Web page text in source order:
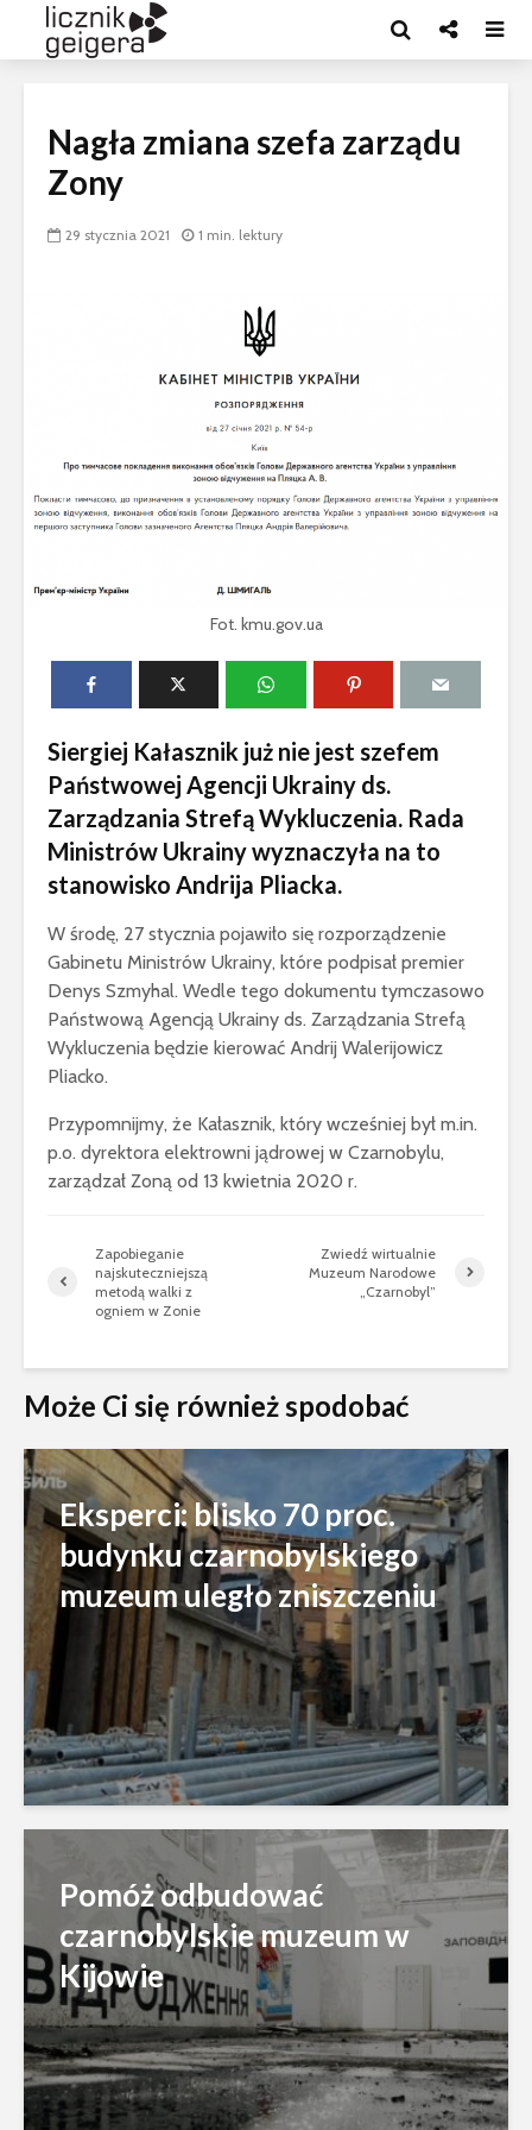
Nagła zmiana szefa zarządu
Zony
29 stycznia 2021 1 min. lektury
Fot. kmu.gov.ua
Siergiej Kałasznik już nie jest szefem
Państwowej Agencji Ukrainy ds.
Zarządzania Strefą Wykluczenia. Rada
Ministrów Ukrainy wyznaczyła na to
stanowisko Andrija Pliacka.
W środę, 27 stycznia pojawiło się rozporządzenie
Gabinetu Ministrów Ukrainy, które podpisał premier
Denys Szmyhal. Wedle tego dokumentu tymczasowo
Państwową Agencją Ukrainy ds. Zarządzania Strefą
Wykluczenia będzie kierować Andrij Walerijowicz
Pliacko.
Przypomnijmy, że Kałasznik, który wcześniej był m.in.
p.o. dyrektora elektrowni jądrowej w Czarnobylu,
zarządzał Zoną od 13 kwietnia 2020 r.
Zapobieganie
najskuteczniejszą
metodą walki z
ogniem w Zonie
Zwiedź wirtualnie
Muzeum Narodowe
„Czarnobyl”
Może Ci się również spodobać
Eksperci: blisko 70 proc.
budynku czarnobylskiego
muzeum uległo zniszczeniu
Pomóż odbudować
czarnobylskie muzeum w
Kijowie